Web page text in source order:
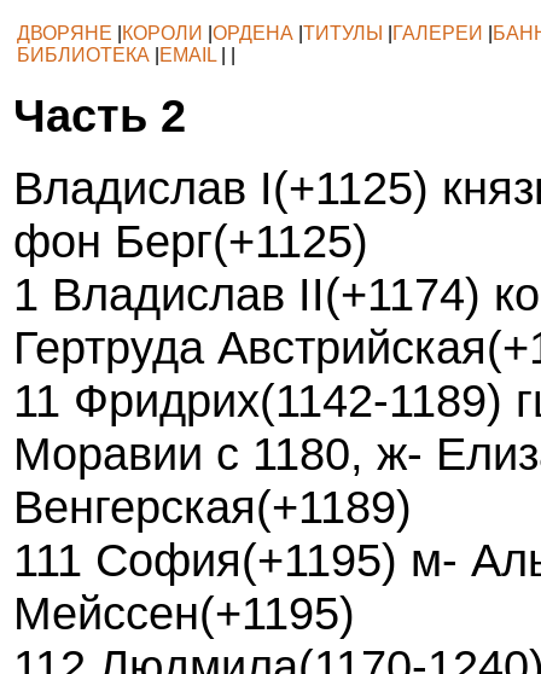
ДВОРЯНЕ КОРОЛИ ОРДЕНА ТИТУЛЫ ГАЛЕРЕИ
БИБЛИОТЕКА
EMAIL
Часть 2
Владислав I(+1125)
фон Берг(+1125)
1 Владислав II(+1174)
Гертруда
11 Фридрих(1142-1189)
Моравии с 1180, ж-
Венгерская(+1189)
111 София(+1195) м-
Мейссен(+1195)